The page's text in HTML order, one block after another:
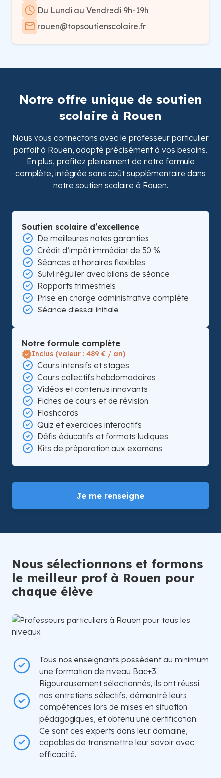
Du Lundi au Vendredi 9h-19h
rouen@topsoutienscolaire.fr
Notre offre unique de soutien
scolaire à Rouen
Nous vous connectons avec le professeur particulier
parfait à Rouen, adapté précisément à vos besoins.
En plus, profitez pleinement de notre formule
complète, intégrée sans coût supplémentaire dans
notre soutien scolaire à Rouen.
Soutien scolaire d’excellence
De meilleures notes garanties
Crédit d’impôt immédiat de 50 %
Séances et horaires flexibles
Suivi régulier avec bilans de séance
Rapports trimestriels
Prise en charge administrative complète
Séance d'essai initiale
Notre formule complète
Inclus (valeur : 489 € / an)
Cours intensifs et stages
Cours collectifs hebdomadaires
Vidéos et contenus innovants
Fiches de cours et de révision
Flashcards
Quiz et exercices interactifs
Défis éducatifs et formats ludiques
Kits de préparation aux examens
Je me renseigne
Nous sélectionnons et formons
le meilleur prof à Rouen pour
chaque élève
Tous nos enseignants possèdent au minimum
une formation de niveau Bac+3.
Rigoureusement sélectionnés, ils ont réussi
nos entretiens sélectifs, démontré leurs
compétences lors de mises en situation
pédagogiques, et obtenu une certification.
Ce sont des experts dans leur domaine,
capables de transmettre leur savoir avec
efficacité.